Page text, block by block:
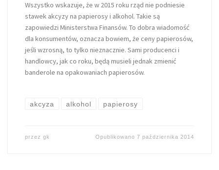
Wszystko wskazuje, że w 2015 roku rząd nie podniesie
stawek akcyzy na papierosy i alkohol. Takie są
zapowiedzi Ministerstwa Finansów. To dobra wiadomość
dla konsumentów, oznacza bowiem, że ceny papierosów,
jeśli wzrosną, to tylko nieznacznie. Sami producenci i
handlowcy, jak co roku, będą musieli jednak zmienić
banderole na opakowaniach papierosów.
akcyza alkohol papierosy
przez gk Opublikowano7 października 2014